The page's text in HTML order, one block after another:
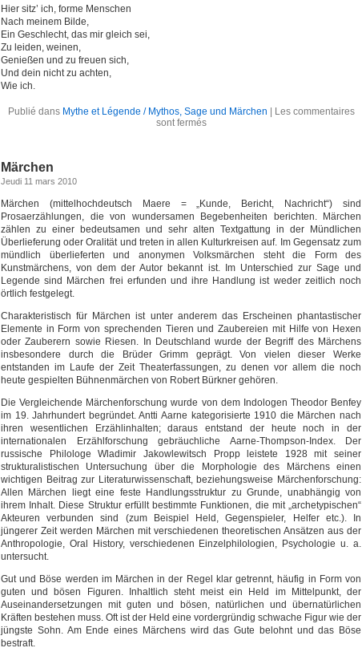
Hier sitz’ ich, forme Menschen
Nach meinem Bilde,
Ein Geschlecht, das mir gleich sei,
Zu leiden, weinen,
Genießen und zu freuen sich,
Und dein nicht zu achten,
Wie ich.
Publié dans Mythe et Légende / Mythos, Sage und Märchen
Les commentaires
sont fermés
Märchen
Jeudi 11 mars 2010
Märchen (mittelhochdeutsch Maere = „Kunde, Bericht, Nachricht“) sind
Prosaerzählungen, die von wundersamen Begebenheiten berichten. Märchen
zählen zu einer bedeutsamen und sehr alten Textgattung in der Mündlichen
Überlieferung oder Oralität und treten in allen Kulturkreisen auf. Im Gegensatz zum
mündlich überlieferten und anonymen Volksmärchen steht die Form des
Kunstmärchens, von dem der Autor bekannt ist. Im Unterschied zur Sage und
Legende sind Märchen frei erfunden und ihre Handlung ist weder zeitlich noch
örtlich festgelegt.
Charakteristisch für Märchen ist unter anderem das Erscheinen phantastischer
Elemente in Form von sprechenden Tieren und Zaubereien mit Hilfe von Hexen
oder Zauberern sowie Riesen. In Deutschland wurde der Begriff des Märchens
insbesondere durch die Brüder Grimm geprägt. Von vielen dieser Werke
entstanden im Laufe der Zeit Theaterfassungen, zu denen vor allem die noch
heute gespielten Bühnenmärchen von Robert Bürkner gehören.
Die Vergleichende Märchenforschung wurde von dem Indologen Theodor Benfey
im 19. Jahrhundert begründet. Antti Aarne kategorisierte 1910 die Märchen nach
ihren wesentlichen Erzählinhalten; daraus entstand der heute noch in der
internationalen Erzählforschung gebräuchliche Aarne-Thompson-Index. Der
russische Philologe Wladimir Jakowlewitsch Propp leistete 1928 mit seiner
strukturalistischen Untersuchung über die Morphologie des Märchens einen
wichtigen Beitrag zur Literaturwissenschaft, beziehungsweise Märchenforschung:
Allen Märchen liegt eine feste Handlungsstruktur zu Grunde, unabhängig von
ihrem Inhalt. Diese Struktur erfüllt bestimmte Funktionen, die mit „archetypischen“
Akteuren verbunden sind (zum Beispiel Held, Gegenspieler, Helfer etc.). In
jüngerer Zeit werden Märchen mit verschiedenen theoretischen Ansätzen aus der
Anthropologie, Oral History, verschiedenen Einzelphilologien, Psychologie u. a.
untersucht.
Gut und Böse werden im Märchen in der Regel klar getrennt, häufig in Form von
guten und bösen Figuren. Inhaltlich steht meist ein Held im Mittelpunkt, der
Auseinandersetzungen mit guten und bösen, natürlichen und übernatürlichen
Kräften bestehen muss. Oft ist der Held eine vordergründig schwache Figur wie der
jüngste Sohn. Am Ende eines Märchens wird das Gute belohnt und das Böse
bestraft.